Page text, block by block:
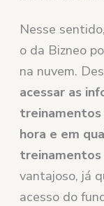
Nesse
o da Bizneo
na nuvem.
acessar as
treinamentos
hora e em
treinamentos
vantajoso, já
acesso do